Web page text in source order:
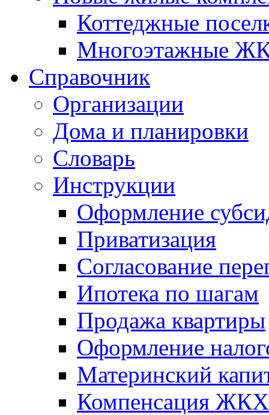
Коттеджные
Многоэтажные
Справочник
Организации
Дома и планировки
Словарь
Инструкции
Оформление
Приватизация
Согласование
Ипотека по шагам
Продажа квартиры
Оформление
Материнский
Компенсация ЖКХ